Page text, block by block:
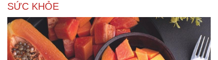
SỨC KHỎE